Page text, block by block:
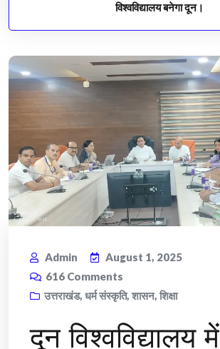
विश्वविद्यालय बनेगा दून।
Admin
August 1, 2025
616 Comments
उत्तराखंड, धर्म संस्कृति, शासन, शिक्षा
दून विश्वविद्यालय में